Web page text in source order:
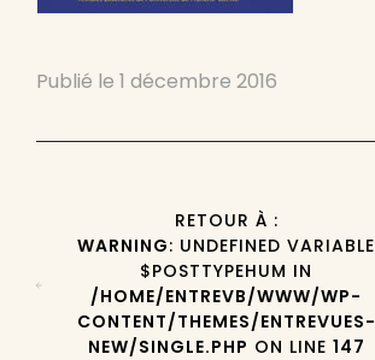
Publié le 1 décembre 2016
RETOUR À :
WARNING: UNDEFINED VARIABLE
$POSTTYPEHUM IN
/HOME/ENTREVB/WWW/WP-
CONTENT/THEMES/ENTREVUES-
NEW/SINGLE.PHP ON LINE 147